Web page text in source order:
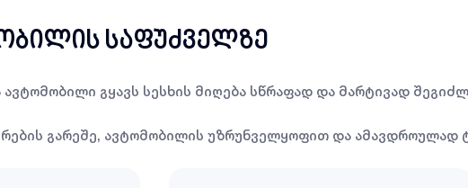
საფუძველზე
გყავს სესხის მიღება სწრაფად და მარტივად
გარეშე, ავტომობილის უზრუნველყოფით და ამავდროულად